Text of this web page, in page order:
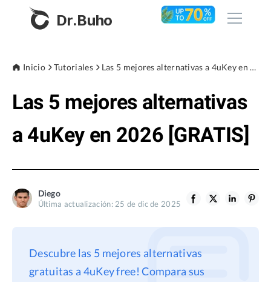
Dr.Buho
Productos
BuhoCleaner
BuhoUnlocker
BuhoRepair
BuhoNTFS
Tienda
Sobre nosotros
Asistencia
Inicio Tutoriales Las 5 mejores alternativas a 4uKey en 2026 [GRATIS]
Las 5 mejores alternativas
a 4uKey en 2026 [GRATIS]
Diego
Última actualización: 25 de dic de 2025
Descubre las 5 mejores alternativas
gratuitas a 4uKey free! Compara sus